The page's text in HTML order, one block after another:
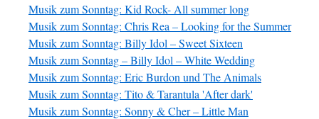
Musik zum Sonntag: Kid Rock- All summer long
Musik zum Sonntag: Chris Rea – Looking for the Summer
Musik zum Sonntag: Billy Idol – Sweet Sixteen
Musik zum Sonntag – Billy Idol – White Wedding
Musik zum Sonntag: Eric Burdon und The Animals
Musik zum Sonntag: Tito & Tarantula 'After dark'
Musik zum Sonntag: Sonny & Cher – Little Man